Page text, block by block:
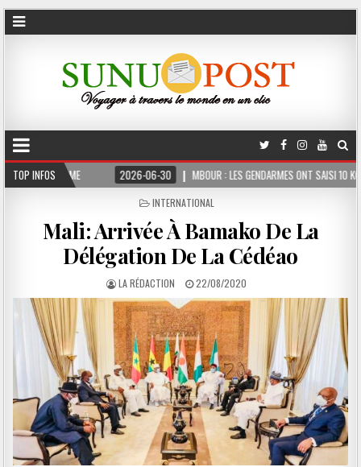
TOP INFOS 2026-06-30 MBOUR : LES GENDARMES ONT SAISI 10 KG DE CHANVRE
POSTED
INTERNATIONAL
Mali: Arrivée À Bamako De La
Délégation De La Cédéao
LA RÉDACTION 22/08/2020